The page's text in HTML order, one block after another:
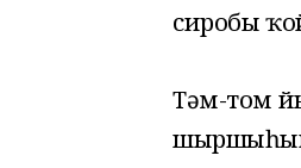
сиробы
Тәм-том